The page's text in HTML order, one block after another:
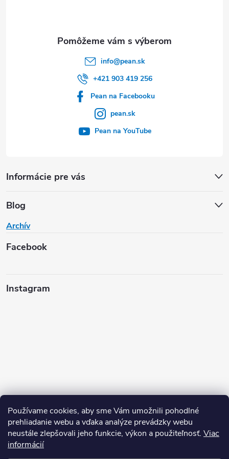
Používame cookies, aby sme Vám umožnili pohodlné
prehliadanie webu a vďaka analýze prevádzky webu
neustále zlepšovali jeho funkcie, výkon a použiteľnosť. Viac
informácií
Informácie pre vás
Blog
Archív
Facebook
info@pean.sk
+421 903 419 256
Pean na Facebooku
pean.sk
Pean na YouTube
Instagram
Sledovať na Instagrame